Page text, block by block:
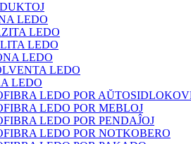
LEDO
LEDO
LEDO
LEDO
LEDO
LEDO
LEDO POR
LEDO POR MEBLOJ
LEDO POR PENDAĴOJ
LEDO POR NOTKOBERO